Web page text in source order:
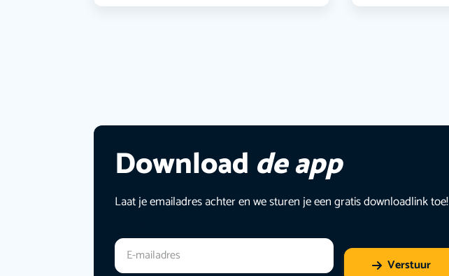
Download de app
Laat je emailadres achter en we sturen je een gratis downloadlink toe!
Verstuur